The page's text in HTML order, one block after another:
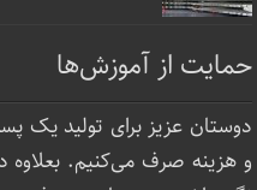
حمایت از آموزش‌ها
دوستان عزیز برای تولید
و هزینه صرف می‌کنیم. بعلاوه